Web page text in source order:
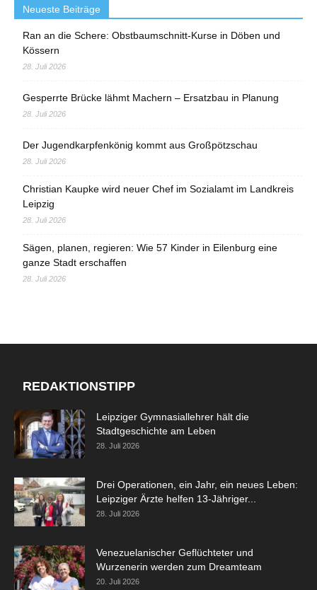
Neueste Beiträge
Ran an die Schere: Obstbaumschnitt-Kurse in Döben und
Kössern
28. Juli 2026
Gesperrte Brücke lähmt Machern – Ersatzbau in Planung
28. Juli 2026
Der Jugendkarpfenkönig kommt aus Großpötzschau
28. Juli 2026
Christian Kaupke wird neuer Chef im Sozialamt im Landkreis
Leipzig
28. Juli 2026
Sägen, planen, regieren: Wie 57 Kinder in Eilenburg eine
ganze Stadt erschaffen
28. Juli 2026
REDAKTIONSTIPP
Leipziger Gymnasiallehrer hält die
Stadtgeschichte am Leben
28. Juli 2026
Drei Operationen, ein Jahr, ein neues Leben:
Leipziger Ärzte helfen 13-Jähriger...
28. Juli 2026
Venezuelanischer Geflüchteter und
Wurzenerin werden zum Dreamteam
20. Juli 2026